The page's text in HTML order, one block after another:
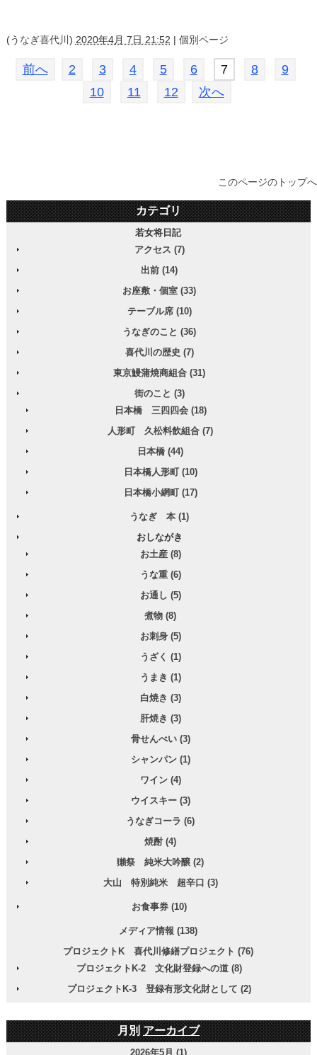
(うなぎ喜代川 ) 2020年4月 7日 21:52 | 個別ページ
前へ 2 3 4 5 6 7 8
9
10
11 12 次へ
このページのトップへ
カテゴリ
若女将日記
アクセス (7)
出前 (14)
お座敷・個室 (33)
テーブル席 (10)
うなぎのこと (36)
喜代川の歴史 (7)
東京鰻蒲焼商組合 (31)
街のこと (3)
日本橋 三四四会 (18)
人形町 久松料飲組合 (7)
日本橋 (44)
日本橋人形町 (10)
日本橋小網町 (17)
うなぎ 本 (1)
おしながき
お土産 (8)
うな重 (6)
お通し (5)
煮物 (8)
お刺身 (5)
うざく (1)
うまき (1)
白焼き (3)
肝焼き (3)
骨せんべい (3)
シャンパン (1)
ワイン (4)
ウイスキー (3)
うなぎコーラ (6)
焼酎 (4)
獺祭 純米大吟醸 (2)
大山 特別純米 超辛口 (3)
お食事券 (10)
メディア情報 (138)
プロジェクトK 喜代川修繕プロジェクト (76)
プロジェクトK-2 文化財登録への道 (8)
プロジェクトK-3 登録有形文化財として (2)
月別アーカイブ
2026年5月 (1)